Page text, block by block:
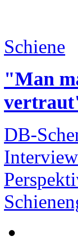
Schiene
"Man
DB-